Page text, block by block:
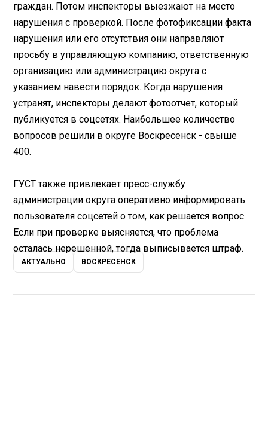
граждан. Потом инспекторы выезжают на место
нарушения с проверкой. После фотофиксации факта
нарушения или его отсутствия они направляют
просьбу в управляющую компанию, ответственную
организацию или администрацию округа с
указанием навести порядок. Когда нарушения
устранят, инспекторы делают фотоотчет, который
публикуется в соцсетях. Наибольшее количество
вопросов решили в округе Воскресенск - свыше
400.
ГУСТ также привлекает пресс-службу
администрации округа оперативно информировать
пользователя соцсетей о том, как решается вопрос.
Если при проверке выясняется, что проблема
осталась нерешенной, тогда выписывается штраф.
АКТУАЛЬНО ВОСКРЕСЕНСК